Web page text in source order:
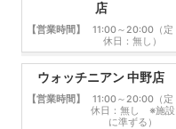
店
【営業時間】
11:00～20:00（定
休日：無し）
ウォッチニアン 中野店
【営業時間】
11:00～20:00（定
休日：無し ※施設
に準ずる）